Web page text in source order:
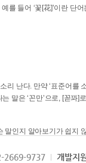
를 들어 ‘꽃[花]’이란 단
소리 난다. 만약 ‘표준어를
말인지 알아보기가 쉽지
2669-9737 개발지